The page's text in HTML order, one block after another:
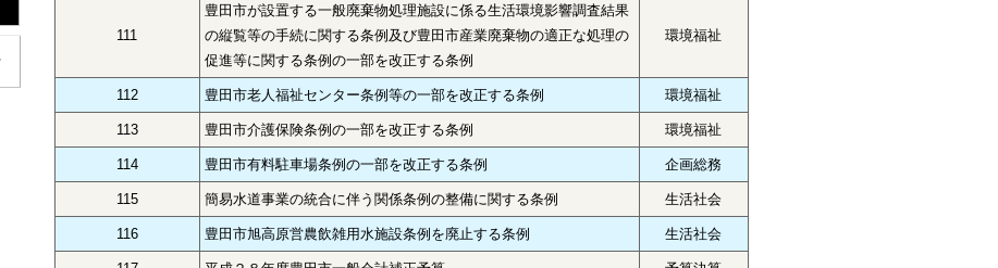
111
豊田市が設置する一般廃棄物処理施設に係る生活環境影響調査結果
の縦覧等の手続に関する条例及び豊田市産業廃棄物の適正な処理の
促進等に関する条例の一部を改正する条例
環境福祉
112 豊田市老人福祉センター条例等の一部を改正する条例 環境福祉
113 豊田市介護保険条例の一部を改正する条例 環境福祉
114 豊田市有料駐車場条例の一部を改正する条例 企画総務
115 簡易水道事業の統合に伴う関係条例の整備に関する条例 生活社会
116 豊田市旭高原営農飲雑用水施設条例を廃止する条例 生活社会